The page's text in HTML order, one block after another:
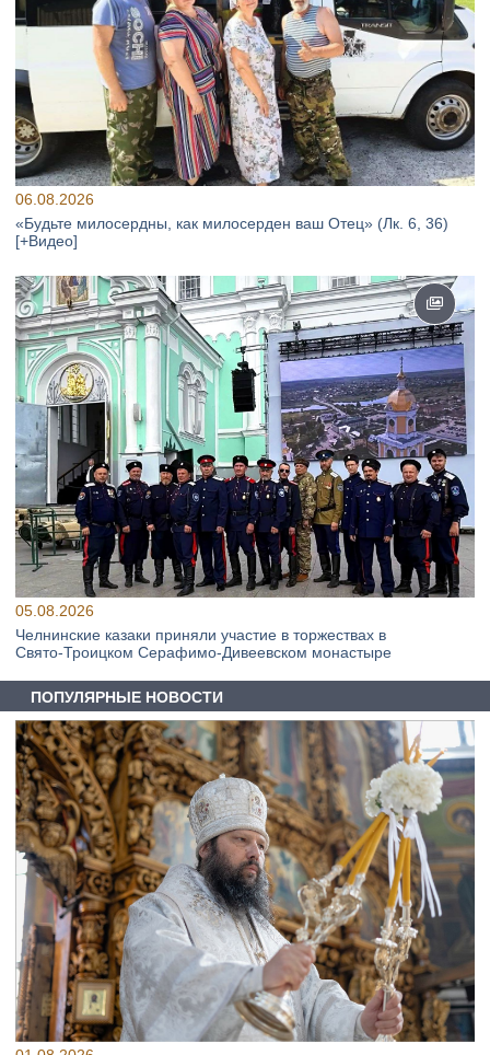
06.08.2026
«Будьте милосердны, как милосерден ваш Отец» (Лк. 6, 36)
[+Видео]
05.08.2026
Челнинские казаки приняли участие в торжествах в
Свято‑Троицком Серафимо‑Дивеевском монастыре
ПОПУЛЯРНЫЕ НОВОСТИ